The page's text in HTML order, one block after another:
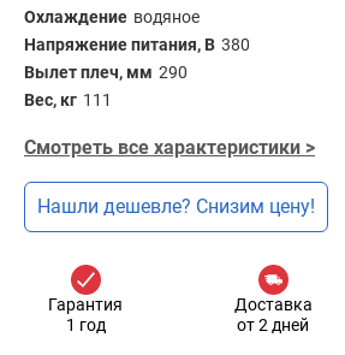
Охлаждение водяное
Напряжение питания, В 380
Вылет плеч, мм 290
Вес, кг 111
Смотреть все характеристики >
Нашли дешевле? Снизим цену!
Гарантия
1 год
Доставка
от 2 дней